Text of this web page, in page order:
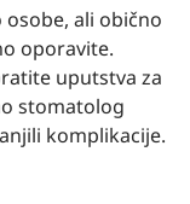
ali obično
oporavite.
uputstva za
stomatolog
komplikacije.